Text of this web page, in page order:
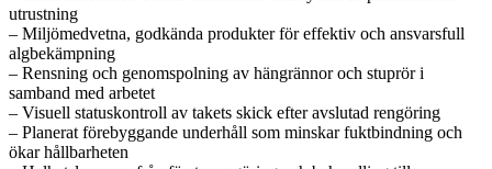
utrustning
– Miljömedvetna, godkända produkter för effektiv och ansvarsfull
algbekämpning
– Rensning och genomspolning av hängrännor och stuprör i
samband med arbetet
– Visuell statuskontroll av takets skick efter avslutad rengöring
– Planerat förebyggande underhåll som minskar fuktbindning och
ökar hållbarheten